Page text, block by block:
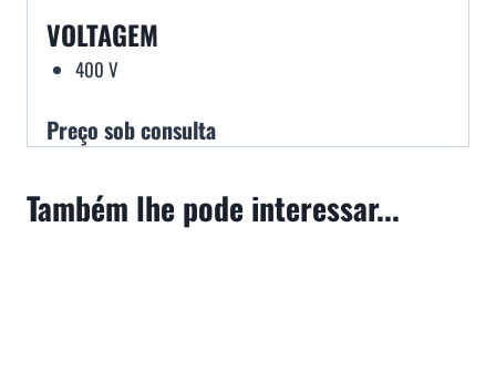
VOLTAGEM
400 V
Preço sob consulta
Também lhe pode interessar...